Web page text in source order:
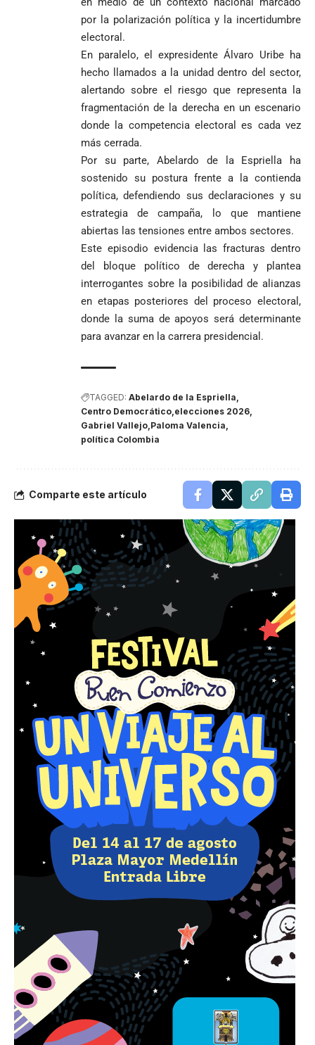
por la polarización política y la incertidumbre
electoral.
En paralelo, el expresidente Álvaro Uribe ha
hecho llamados a la unidad dentro del sector,
alertando sobre el riesgo que representa la
fragmentación de la derecha en un escenario
donde la competencia electoral es cada vez
más cerrada.
Por su parte, Abelardo de la Espriella ha
sostenido su postura frente a la contienda
política, defendiendo sus declaraciones y su
estrategia de campaña, lo que mantiene
abiertas las tensiones entre ambos sectores.
Este episodio evidencia las fracturas dentro
del bloque político de derecha y plantea
interrogantes sobre la posibilidad de alianzas
en etapas posteriores del proceso electoral,
donde la suma de apoyos será determinante
para avanzar en la carrera presidencial.
TAGGED: Abelardo de la Espriella
Centro Democrático elecciones 2026
Gabriel Vallejo Paloma Valencia
política Colombia
Comparte este artículo